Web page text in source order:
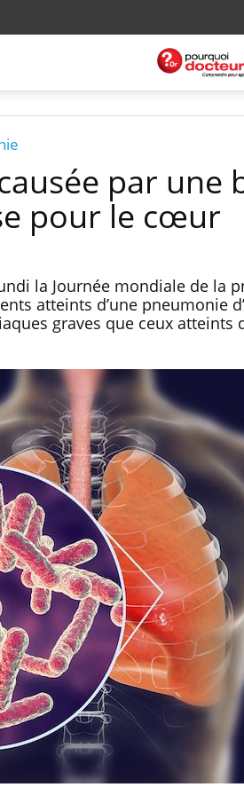
par une
pour le cœur
la Journée mondiale de la
atteints d’une pneumonie
graves que ceux atteints
Mortalité infantile : un
rapport s’interroge sur
son taux élevé en France
Grossesse à risque : ce jus
naturel attire l'attention
des chercheurs
Comment oublier les
écrans en vacances ?